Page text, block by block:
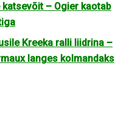
– Ogier kaotab
Kreeka ralli liidrina –
langes kolmandaks